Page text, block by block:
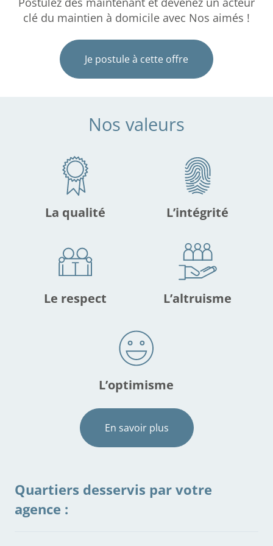
clé du maintien à domicile avec Nos aimés !
Je postule à cette offre
Nos valeurs
La qualité L’intégrité
Le respect L’altruisme
L’optimisme
En savoir plus
Quartiers desservis par votre
agence :